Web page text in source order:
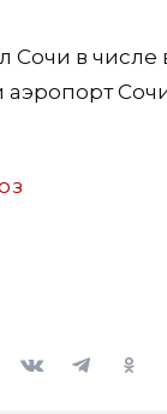
Сочи в числе